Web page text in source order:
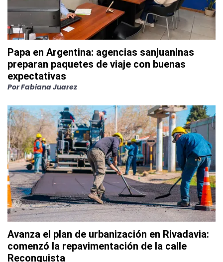
Papa en Argentina: agencias sanjuaninas
preparan paquetes de viaje con buenas
expectativas
PorFabiana Juarez
Avanza el plan de urbanización en Rivadavia:
comenzó la repavimentación de la calle
Reconquista